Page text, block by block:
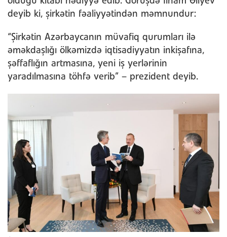
deyib ki, şirkətin fəaliyyətindən məmnundur:
“Şirkətin Azərbaycanın müvafiq qurumları ilə
əməkdaşlığı ölkəmizdə iqtisadiyyatın inkişafına,
şəffaflığın artmasına, yeni iş yerlərinin
yaradılmasına töhfə verib” – prezident deyib.